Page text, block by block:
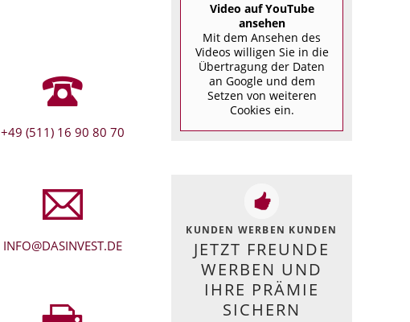
+49 (511) 16 90 80 70
INFO@DASINVEST.DE
Video auf YouTube
ansehen
Mit dem Ansehen des
Videos willigen Sie in die
Übertragung der Daten
an Google und dem
Setzen von weiteren
Cookies ein.
KUNDEN WERBEN KUNDEN
JETZT FREUNDE
WERBEN UND
IHRE PRÄMIE
SICHERN